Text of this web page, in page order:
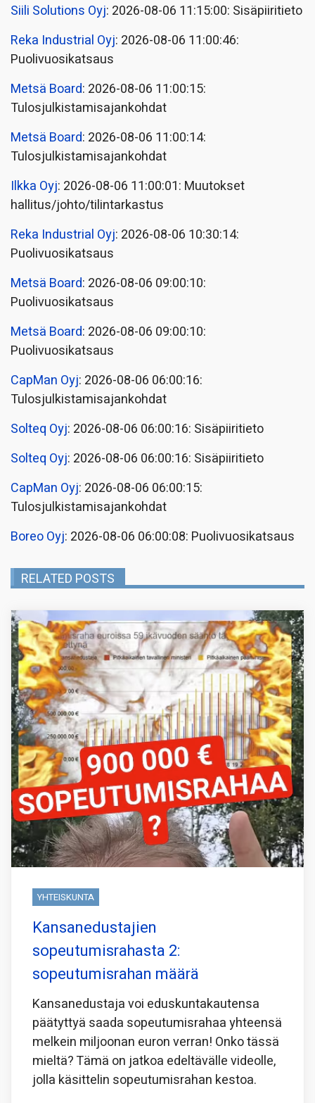
Siili Solutions Oyj: 2026-08-06 11:15:00: Sisäpiiritieto
Reka Industrial Oyj: 2026-08-06 11:00:46:
Puolivuosikatsaus
Metsä Board: 2026-08-06 11:00:15:
Tulosjulkistamisajankohdat
Metsä Board: 2026-08-06 11:00:14:
Tulosjulkistamisajankohdat
Ilkka Oyj: 2026-08-06 11:00:01: Muutokset
hallitus/johto/tilintarkastus
Reka Industrial Oyj: 2026-08-06 10:30:14:
Puolivuosikatsaus
Metsä Board: 2026-08-06 09:00:10:
Puolivuosikatsaus
Metsä Board: 2026-08-06 09:00:10:
Puolivuosikatsaus
CapMan Oyj: 2026-08-06 06:00:16:
Tulosjulkistamisajankohdat
Solteq Oyj: 2026-08-06 06:00:16: Sisäpiiritieto
Solteq Oyj: 2026-08-06 06:00:16: Sisäpiiritieto
CapMan Oyj: 2026-08-06 06:00:15:
Tulosjulkistamisajankohdat
Boreo Oyj: 2026-08-06 06:00:08: Puolivuosikatsaus
RELATED POSTS
YHTEISKUNTA
Kansanedustajien
sopeutumisrahasta 2:
sopeutumisrahan määrä
Kansanedustaja voi eduskuntakautensa
päätyttyä saada sopeutumisrahaa yhteensä
melkein miljoonan euron verran! Onko tässä
mieltä? Tämä on jatkoa edeltävälle videolle,
jolla käsittelin sopeutumisrahan kestoa.